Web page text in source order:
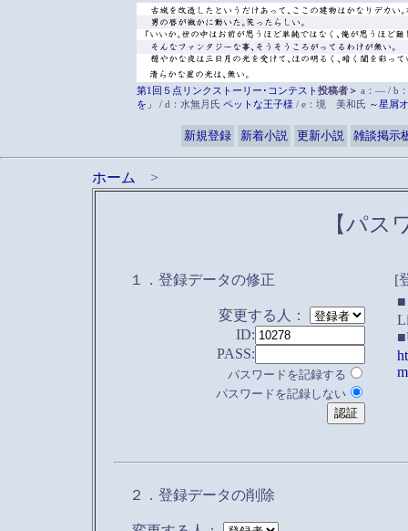
第1回５点リンクストーリー･コンテスト投稿者＞ a：― / b
を」
/ d：水無月氏 ペットな王子様 / e：境 美和氏 ～星屑
新規登録 新着小説 更新小説 雑談掲示
ホーム >
【パス
１．登録データの修正
変更する人：
ID:
PASS:
パスワードを記録する
パスワードを記録しない
[
２．登録データの削除